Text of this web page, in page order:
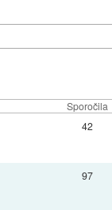
Sporočila
42
97